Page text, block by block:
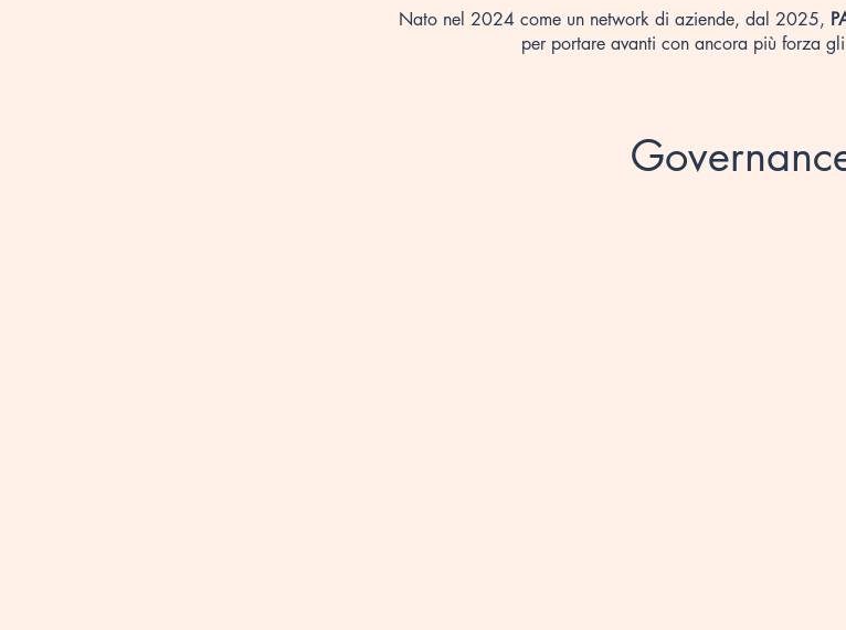
Nato nel 2024 come un network di aziende, dal 2025,
per portare avanti con ancora più forza